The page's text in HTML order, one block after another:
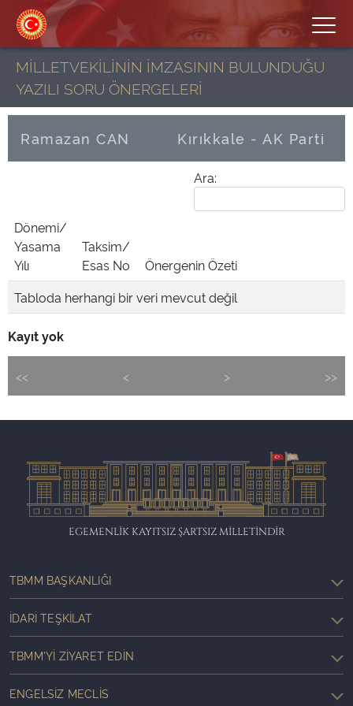
MİLLETVEKİLİNİN İMZASININ BULUNDUĞU
YAZILI SORU ÖNERGELERİ
Ramazan CAN Kırıkkale - AK Parti
Ara:
Dönemi/
Yasama
Yılı
Taksim/
Esas No
Önergenin Özeti
Tabloda herhangi bir veri mevcut değil
Kayıt yok
<< < > >>
EGEMENLİK KAYITSIZ ŞARTSIZ MİLLETİNDİR
TBMM BAŞKANLIĞI
İDARI TEŞKILAT
TBMM'YI ZIYARET EDIN
ENGELSIZ MECLIS